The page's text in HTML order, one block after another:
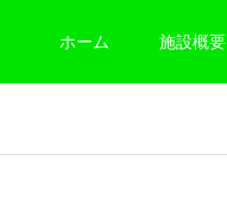
ホーム 施設概要